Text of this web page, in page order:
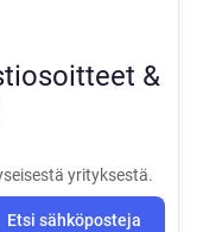
&
yrityksestä.
Etsi sähköposteja